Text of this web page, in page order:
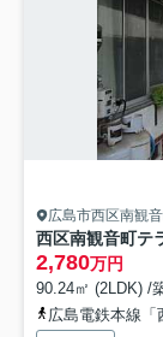
広島市西区南観
西区南観音町テ
2,780万円
90.24㎡ (2LDK) /
広島電鉄本線「